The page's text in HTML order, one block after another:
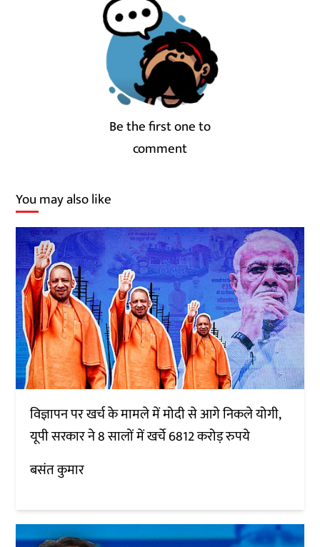
Be the first one to
comment
You may also like
विज्ञापन पर खर्च के मामले में मोदी से आगे निकले योगी,
यूपी सरकार ने 8 सालों में खर्चे 6812 करोड़ रुपये
बसंत कुमार